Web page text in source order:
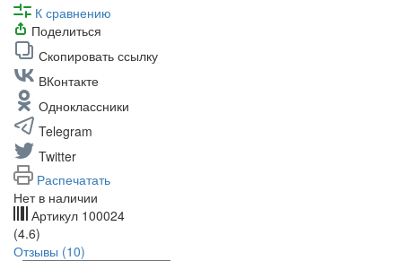
К сравнению
Поделиться
Скопировать ссылку
ВКонтакте
Одноклассники
Telegram
Twitter
Распечатать
Нет в наличии
Артикул 100024
(4.6)
Отзывы (10)